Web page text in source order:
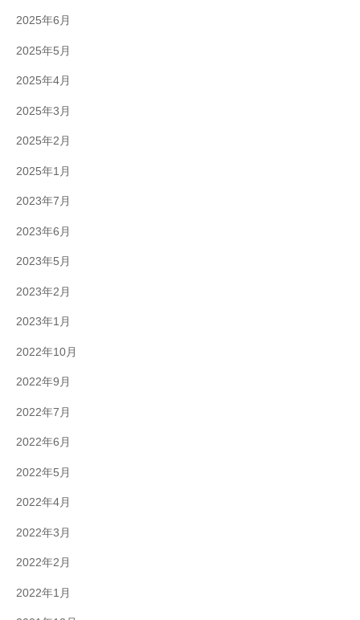
2025年6月
2025年5月
2025年4月
2025年3月
2025年2月
2025年1月
2023年7月
2023年6月
2023年5月
2023年2月
2023年1月
2022年10月
2022年9月
2022年7月
2022年6月
2022年5月
2022年4月
2022年3月
2022年2月
2022年1月